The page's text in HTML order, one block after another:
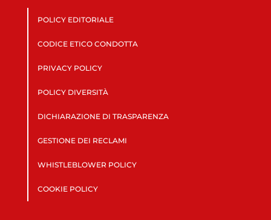
POLICY EDITORIALE
CODICE ETICO CONDOTTA
PRIVACY POLICY
POLICY DIVERSITÀ
DICHIARAZIONE DI TRASPARENZA
GESTIONE DEI RECLAMI
WHISTLEBLOWER POLICY
COOKIE POLICY